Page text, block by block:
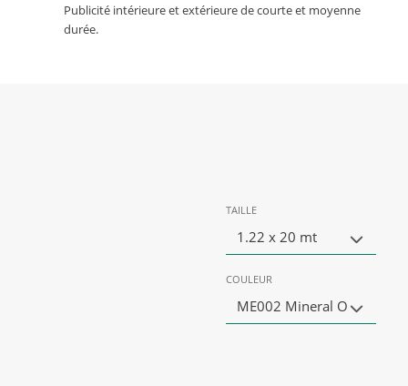
Publicité intérieure et extérieure de courte et moyenne
durée.
TAILLE
1.22 x 20 mt
COULEUR
ME002 Mineral O